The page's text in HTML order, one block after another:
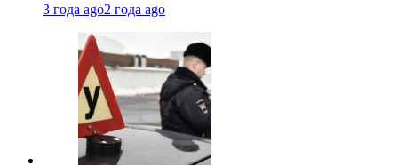
3 года ago2 года ago